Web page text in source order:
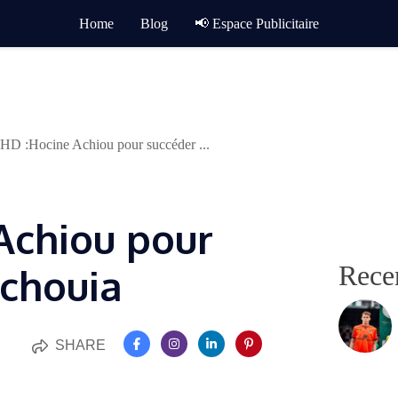
Home Blog 📢 Espace Publicitaire
:Hocine Achiou pour succéder ...
pour
SHARE